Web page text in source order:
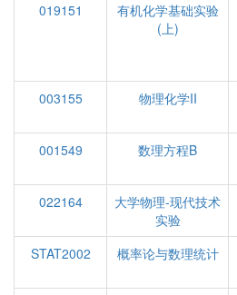
019151
有机化学基础实验
(上)
003155 物理化学II
001549
数理方程B
022164
大学物理-现代技术
实验
STAT2002
概率论与数理统计